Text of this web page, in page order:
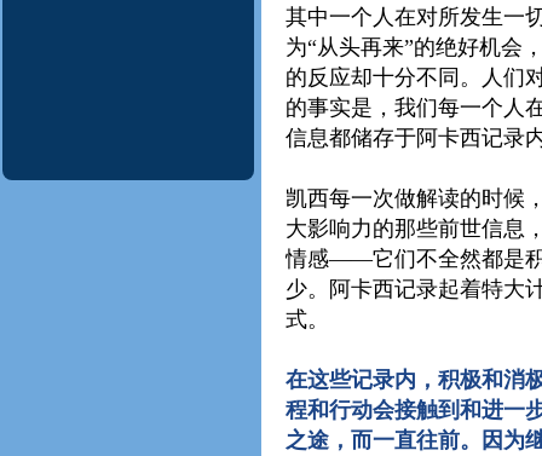
其中一个人在对所发生一
为“从头再来”的绝好机会
的反应却十分不同。人们
的事实是，我们每一个人
信息都储存于阿卡西记录
凯西每一次做解读的时候
大影响力的那些前世信息
情感——它们不全然都是
少。阿卡西记录起着特大
式。
在这些记录内，积极和消
程和行动会接触到和进一
之途，而一直往前。因为